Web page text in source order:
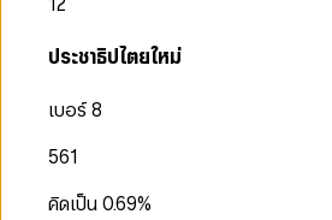
ประชาธิปไตยใหม่
เบอร์ 8
561
คิดเป็น0.69%